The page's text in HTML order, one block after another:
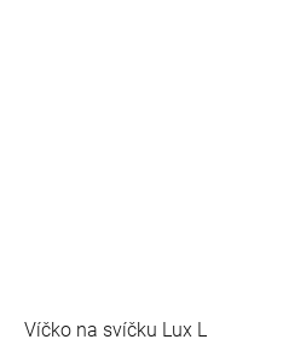
Víčko na svíčku Lux L